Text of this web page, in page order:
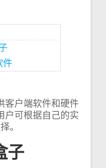
件
客户端软件和硬件
户可根据自己的实
。
子